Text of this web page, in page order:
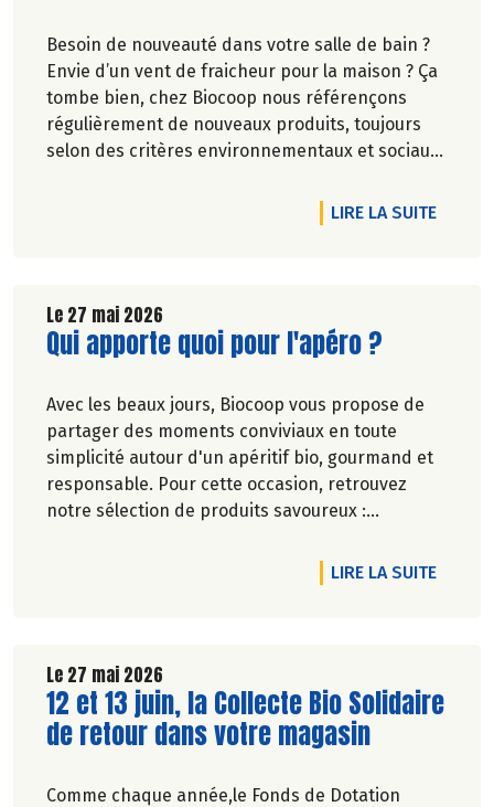
Besoin de nouveauté dans votre salle de bain ?
Envie d’un vent de fraicheur pour la maison ? Ça
tombe bien, chez Biocoop nous référençons
régulièrement de nouveaux produits, toujours
selon des critères environnementaux et sociaux
Une nouvelle marque rejoint nos rayons et vous
allez l'adorer ! Faites de la place pour Bénécos !
LIRE LA SUITEDE
Le 27 mai 2026
Lire la suite de l'article
Qui apporte quoi pour l'apéro ?
Avec les beaux jours, Biocoop vous propose de
partager des moments conviviaux en toute
simplicité autour d'un apéritif bio, gourmand et
responsable. Pour cette occasion, retrouvez
notre sélection de produits savoureux :
croustillantes, gâteaux apéritifs gourmands, jus
de fruits rafraîchissants, kombuchas pétillants...
LIRE LA SUITEDE
Le 27 mai 2026
Lire la suite de l'article
12 et 13 juin, la Collecte Bio Solidaire
de retour dans votre magasin
Comme chaque année,le Fonds de Dotation